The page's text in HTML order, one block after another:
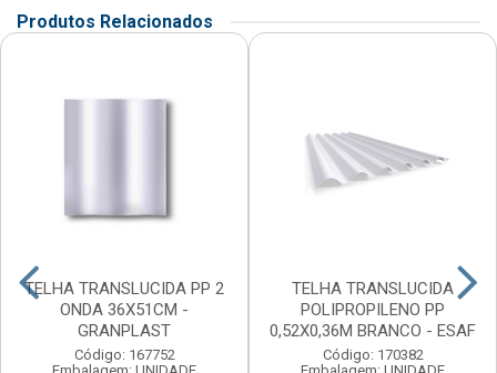
Produtos Relacionados
TELHA TRANSLUCIDA PP 2
ONDA 36X51CM -
GRANPLAST
Código: 167752
TELHA TRANSLUCIDA
POLIPROPILENO PP
0,52X0,36M BRANCO - ESAF
Código: 170382